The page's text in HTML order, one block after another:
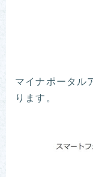
マイナポータル
ります。